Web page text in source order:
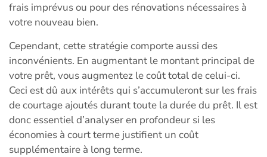
frais imprévus ou pour des rénovations nécessaires à
votre nouveau bien.
Cependant, cette stratégie comporte aussi des
inconvénients. En augmentant le montant principal de
votre prêt, vous augmentez le coût total de celui-ci.
Ceci est dû aux intérêts qui s’accumuleront sur les frais
de courtage ajoutés durant toute la durée du prêt. Il est
donc essentiel d’analyser en profondeur si les
économies à court terme justifient un coût
supplémentaire à long terme.